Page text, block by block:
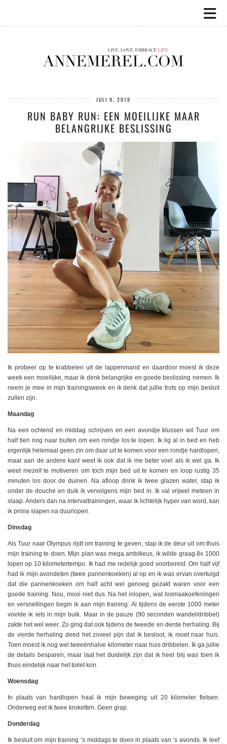
JULI 9, 2019
RUN BABY RUN: EEN MOEILIJKE MAAR
BELANGRIJKE BESLISSING
Ik probeer op te krabbelen uit de lappenmand en daardoor moest ik deze
week een moeilijke, maar ik denk belangrijke en goede beslissing nemen. Ik
neem je mee in mijn trainingsweek en ik denk dat jullie trots op mijn besluit
zullen zijn.
Maandag
Na een ochtend en middag schrijven en een avondje klussen wil Tuur om
half tien nog naar buiten om een rondje los te lopen. Ik lig al in bed en heb
eigenlijk helemaal geen zin om daar uit te komen voor een rondje hardlopen,
maar aan de andere kant weet ik ook dat ik me beter voel als ik wel ga. Ik
weet mezelf te motiveren om toch mijn bed uit te komen en loop rustig 35
minuten los door de duinen. Na afloop drink ik twee glazen water, stap ik
onder de douche en duik ik vervolgens mijn bed in. Ik val vrijwel meteen in
slaap. Anders dan na intervaltrainingen, waar ik lichtelijk hyper van word, kan
ik prima slapen na duurlopen.
Dinsdag
Als Tuur naar Olympus rijdt om training te geven, stap ik de deur uit om thuis
mijn training te doen. Mijn plan was mega ambitieus, ik wilde graag 8x 1000
lopen op 10 kilometertempo. Ik had me redelijk goed voorbereid. Om half vijf
had ik mijn avondeten (twee pannenkoeken) al op en ik was ervan overtuigd
dat die pannenkoeken om half acht wel genoeg gezakt waren voor een
goede training. Nou, mooi niet dus. Na het inlopen, wat losmaakoefeningen
en versnellingen begin ik aan mijn training. Al tijdens de eerste 1000 meter
voelde ik iets in mijn buik. Maar in de pauze (90 seconden wandel/dribbel)
zakte het wel weer. Zo ging dat ook tijdens de tweede en derde herhaling. Bij
de vierde herhaling deed het zoveel pijn dat ik besloot, ik moet naar huis.
Toen moest ik nog wel tweeënhalve kilometer naar huis dribbelen. Ik ga jullie
de details besparen, maar laat het duidelijk zijn dat ik heel blij was toen ik
thuis eindelijk naar het toilet kon.
Woensdag
In plaats van hardlopen haal ik mijn beweging uit 20 kilometer fietsen.
Onderweg eet ik twee kroketten. Geen grap.
Donderdag
Ik besluit om mijn training ’s middags te doen in plaats van ’s avonds. Ik leef